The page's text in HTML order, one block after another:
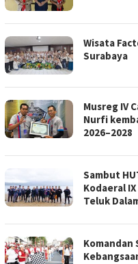
Wisata
Surabaya
Musreg IV
Nurfi
2026–2028
Sambut
Kodaeral
Teluk
Komandan